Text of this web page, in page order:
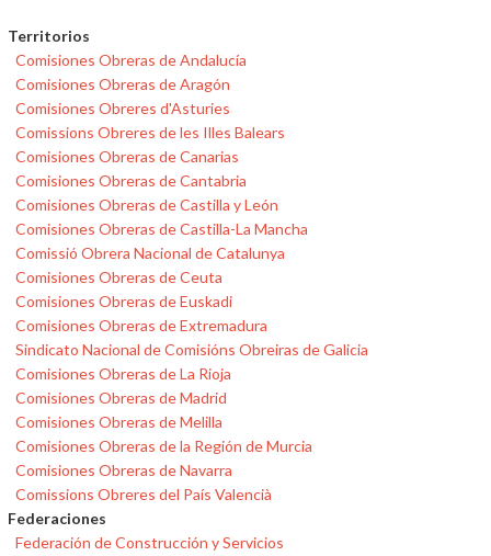
Territorios
Comisiones Obreras de Andalucía
Comisiones Obreras de Aragón
Comisiones Obreres d'Asturies
Comissions Obreres de les Illes Balears
Comisiones Obreras de Canarias
Comisiones Obreras de Cantabria
Comisiones Obreras de Castilla y León
Comisiones Obreras de Castilla-La Mancha
Comissió Obrera Nacional de Catalunya
Comisiones Obreras de Ceuta
Comisiones Obreras de Euskadi
Comisiones Obreras de Extremadura
Sindicato Nacional de Comisións Obreiras de Galicia
Comisiones Obreras de La Rioja
Comisiones Obreras de Madrid
Comisiones Obreras de Melilla
Comisiones Obreras de la Región de Murcia
Comisiones Obreras de Navarra
Comissions Obreres del País Valencià
Federaciones
Federación de Construcción y Servicios